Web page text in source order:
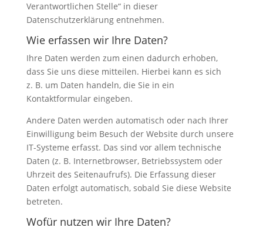
Verantwortlichen Stelle“ in dieser
Datenschutzerklärung entnehmen.
Wie erfassen wir Ihre Daten?
Ihre Daten werden zum einen dadurch erhoben,
dass Sie uns diese mitteilen. Hierbei kann es sich
z. B. um Daten handeln, die Sie in ein
Kontaktformular eingeben.
Andere Daten werden automatisch oder nach Ihrer
Einwilligung beim Besuch der Website durch unsere
IT-Systeme erfasst. Das sind vor allem technische
Daten (z. B. Internetbrowser, Betriebssystem oder
Uhrzeit des Seitenaufrufs). Die Erfassung dieser
Daten erfolgt automatisch, sobald Sie diese Website
betreten.
Wofür nutzen wir Ihre Daten?